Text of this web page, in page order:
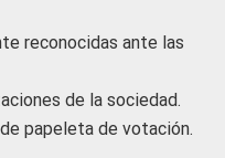
reconocidas ante las
de la sociedad.
papeleta de votación.